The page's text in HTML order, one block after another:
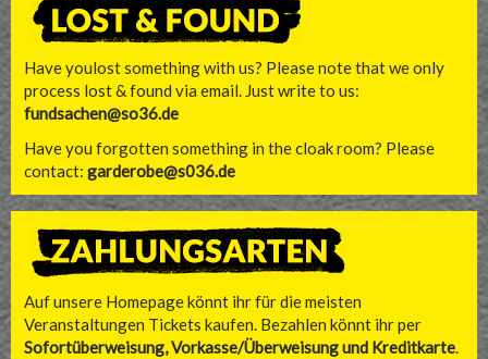
Have youlost something with us? Please note that we only
process lost & found via email. Just write to us:
fundsachen@so36.de
Have you forgotten something in the cloak room? Please
contact: garderobe@s036.de
Auf unsere Homepage könnt ihr für die meisten
Veranstaltungen Tickets kaufen. Bezahlen könnt ihr per
Sofortüberweisung, Vorkasse/Überweisung und Kreditkarte.